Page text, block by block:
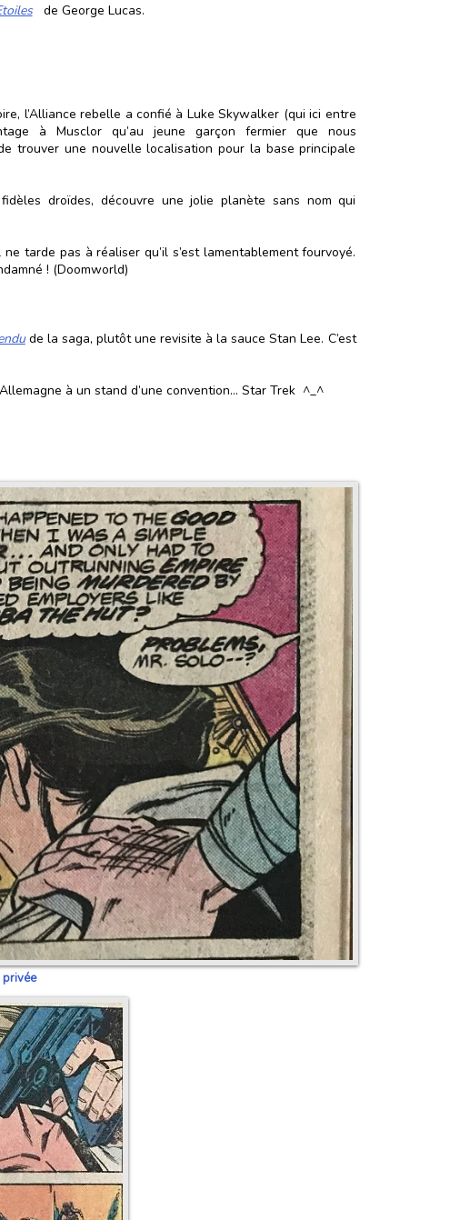
de George Lucas.
l’Alliance rebelle a confié à Luke Skywalker (qui ici entre
à Musclor qu’au jeune garçon fermier que nous
trouver une nouvelle localisation pour la base principale
droïdes, découvre une jolie planète sans nom qui
tarde pas à réaliser qu’il s’est lamentablement fourvoyé.
! (Doomworld)
de la saga, plutôt une revisite à la sauce Stan Lee. C’est
à un stand d’une convention… Star Trek ^_^
privée